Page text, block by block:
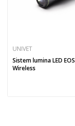
UNIVET
Sistem lumina LED EOS
Wireless